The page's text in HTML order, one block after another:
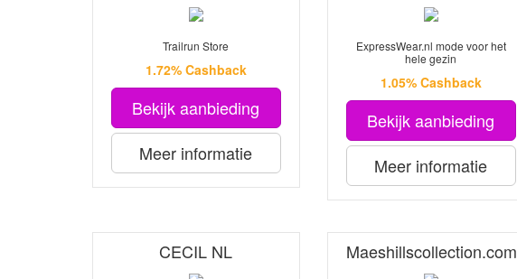
Trailrun Store
1.72% Cashback
Bekijk aanbieding
Meer informatie
ExpressWear.nl mode voor het
hele gezin
1.05% Cashback
Bekijk aanbieding
Meer informatie
CECIL NL Maeshillscollection.com